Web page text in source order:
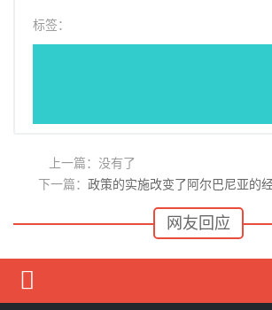
标签：
上一篇：没有了
下一篇： 政策的实施改变了阿尔巴尼亚的
网友回应